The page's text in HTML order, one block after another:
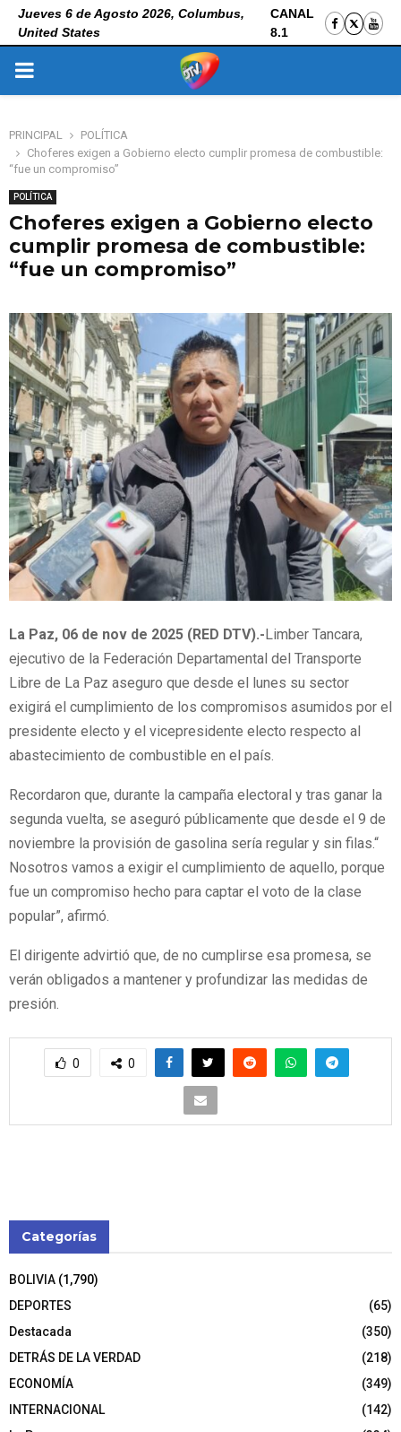
Jueves 6 de Agosto 2026, Columbus,
United States
CANAL
8.1
PRIMARY
PRINCIPAL
POLÍTICA
Choferes exigen a Gobierno electo cumplir promesa de combustible:
“fue un compromiso”
POLÍTICA
Choferes exigen a Gobierno electo
cumplir promesa de combustible:
“fue un compromiso”
La Paz, 06 de nov de 2025 (RED DTV).- ‎Limber Tancara,
ejecutivo de la Federación Departamental del Transporte
Libre de La Paz aseguro que desde el lunes su sector
exigirá el cumplimiento de los compromisos asumidos por el
presidente electo y el vicepresidente electo respecto al
abastecimiento de combustible en el país.
Recordaron que, durante la campaña electoral y tras ganar la
segunda vuelta, se aseguró públicamente que desde el 9 de
noviembre la provisión de gasolina sería regular y sin filas.“
Nosotros vamos a exigir el cumplimiento de aquello, porque
fue un compromiso hecho para captar el voto de la clase
popular”, afirmó.
‎El dirigente advirtió que, de no cumplirse esa promesa, se
verán obligados a mantener y profundizar las medidas de
presión.
0 0
Categorías
BOLIVIA (1,790)
DEPORTES
(65)
Destacada
(350)
DETRÁS DE LA VERDAD
(218)
ECONOMÍA
(349)
INTERNACIONAL
(142)